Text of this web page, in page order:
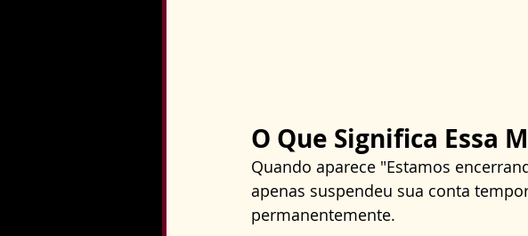
O Que Significa Essa
Quando aparece "Estamos
apenas suspendeu sua conta
permanentemente.